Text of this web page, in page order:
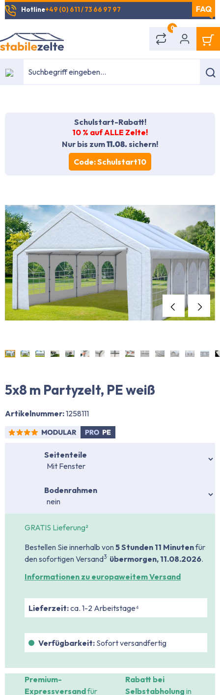
springen
Hotline+49 (0) 611 / 73 66 97 97
0
Schulstart-Rabatt!
10 % auf ALLE Zelte!
Nur bis zum11.08.sichern!
Code: Schulstart10
5x8 m Partyzelt, PE weiß
Artikelnummer:1258111
Seitenteile
Bodenrahmenauswählen
GRATIS Lieferung²
Bestellen Sie innerhalb von5 Stunden 11 Minutenfür
den sofortigen Versand3 übermorgen, 11.08.2026.
Informationen zu europaweitem Versand
Lieferzeit:ca. 1-2 Arbeitstage⁴
Verfügbarkeit:Sofort versandfertig
Premium-
Expressversandfür
Rabatt bei
Selbstabholung in